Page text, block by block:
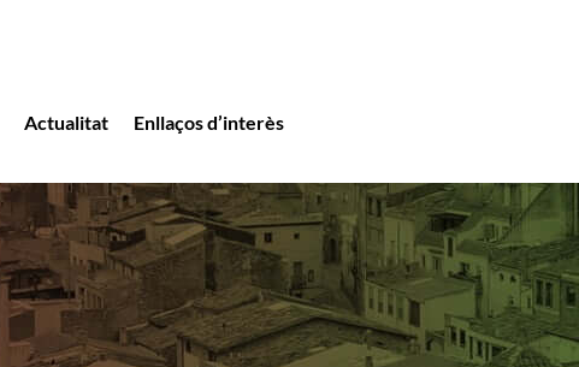
Actualitat Enllaços d’interès